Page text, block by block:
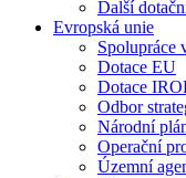
Další
Evropská unie
Spolupráce
Dotace EU
Dotace
Odbor
Národní
Operační
Územní